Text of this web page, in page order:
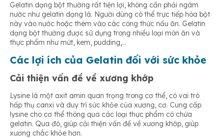
Gelatin dạng bột thường rất tiện lợi, không cần phải ngâm
nước như gelatin dạng lá. Người dùng có thể trực tiếp hòa bột
này vào nước hoặc thêm vào các công thức nấu ăn. Gelatin
dạng bột thường được sử dụng trong nhiều loại món ăn và
thực phẩm như mứt, kem, pudding,…
Các lợi ích của Gelatin đối với sức khỏe
Cải thiện vấn đề về xương khớp
Lysine là một axit amin quan trọng trong cơ thể, có vai trò
hấp thụ canxi và duy trì sức khỏe của xương, cơ. Cung cấp
lysine cho cơ thể thông qua các loại thực phẩm có chứa
gelatin. Qua đó, giúp cải thiện vấn đề về xương khớp, giúp
xương chắc khỏe hơn.